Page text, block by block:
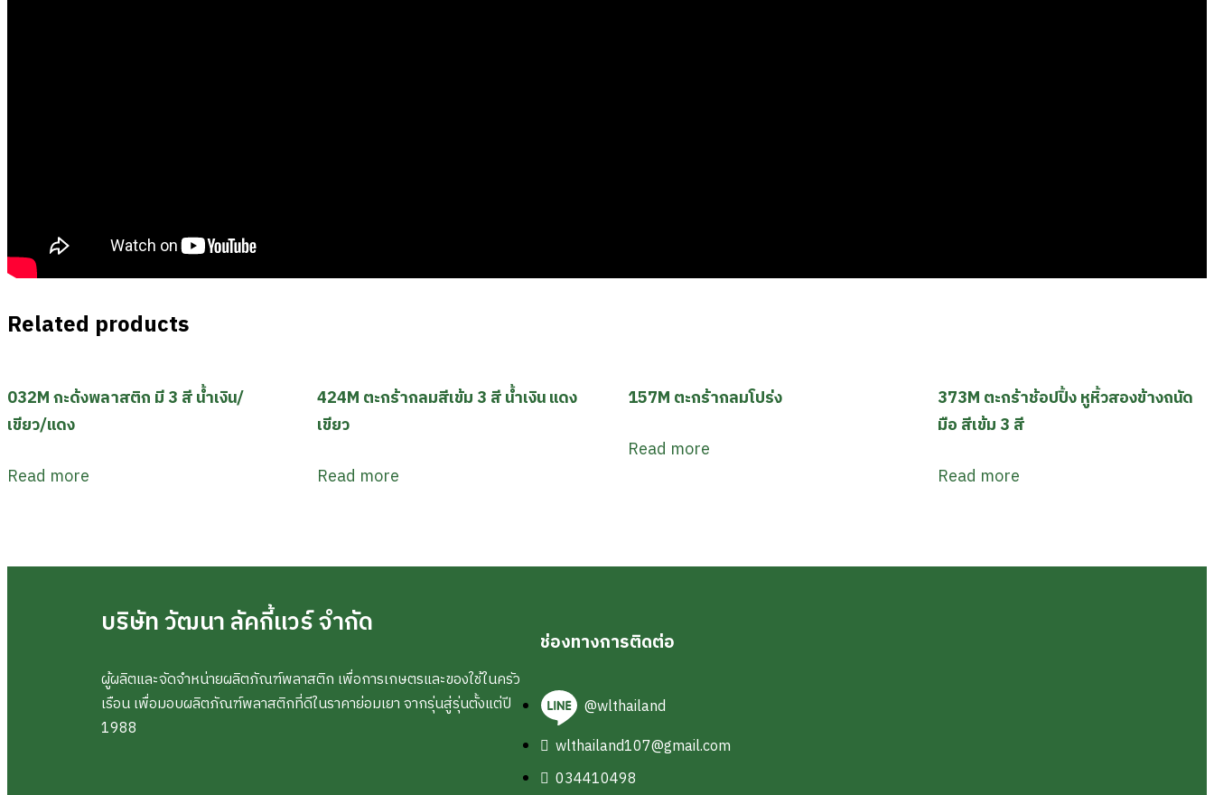
Related products
032M กะด้งพลาสติก มี 3 สี น้ำเงิน/
เขียว/แดง
Read more
424M ตะกร้ากลมสีเข้ม 3 สี น้ำเงิน แดง
เขียว
Read more
157M ตะกร้ากลมโปร่ง
Read more
373M ตะกร้าช้อปปิ้ง หูหิ้วสองข้างถนัด
มือ สีเข้ม 3 สี
Read more
บริษัท วัฒนา ลัคกี้แวร์ จำกัด
ผู้ผลิตและจัดจำหน่ายผลิตภัณฑ์พลาสติก เพื่อการเกษตรและของใช้ในครัว
เรือน เพื่อมอบผลิตภัณฑ์พลาสติกที่ดีในราคาย่อมเยา จากรุ่นสู่รุ่นตั้งแต่ปี
1988
ช่องทางการติดต่อ
@wlthailand
wlthailand107@gmail.com
034410498